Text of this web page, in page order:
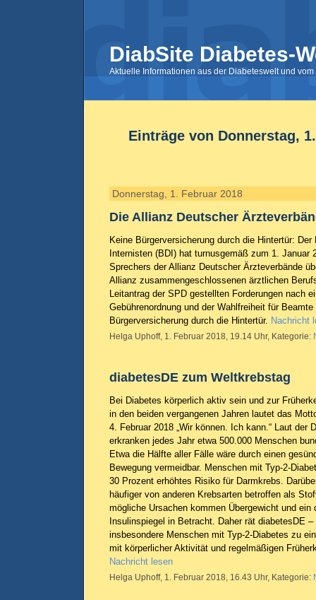
DiabSite Diabetes-
Aktuelle Informationen aus der Diabeteswelt und
Einträge von Donnerstag,
Donnerstag, 1. Februar 2018
Die Allianz Deutscher
Keine Bürgerversicherung durch die Hintertür:
Internisten (BDI) hat turnusgemäß zum 1. Januar
Sprechers der Allianz Deutscher Ärzteverbände
Allianz zusammengeschlossenen ärztlichen
Leitantrag der SPD gestellten Forderungen nach
Gebührenordnung und der Wahlfreiheit für
Bürgerversicherung durch die Hintertür. Nachricht
Helga Uphoff, 1. Februar 2018, 19.14 Uhr, Kategorie:
diabetesDE zum Weltkrebstag
Bei Diabetes körperlich aktiv sein und zur
in den beiden vergangenen Jahren lautet das
4. Februar 2018 „Wir können. Ich kann.“ Laut der
erkranken jedes Jahr etwa 500.000 Menschen
Etwa die Hälfte aller Fälle wäre durch einen
Bewegung vermeidbar. Menschen mit Typ-2-
30 Prozent erhöhtes Risiko für Darmkrebs.
häufiger von anderen Krebsarten betroffen als
mögliche Ursachen kommen Übergewicht und ein
Insulinspiegel in Betracht. Daher rät diabetesDE
insbesondere Menschen mit Typ-2-Diabetes zu
mit körperlicher Aktivität und regelmäßigen
Nachricht lesen
Helga Uphoff, 1. Februar 2018, 16.43 Uhr, Kategorie: